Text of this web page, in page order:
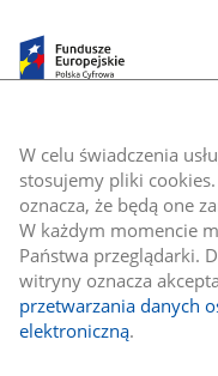
W celu świadczenia
stosujemy pliki
oznacza, że będą one
W każdym momencie
Państwa przeglądarki.
witryny oznacza
przetwarzania danych
elektroniczną.